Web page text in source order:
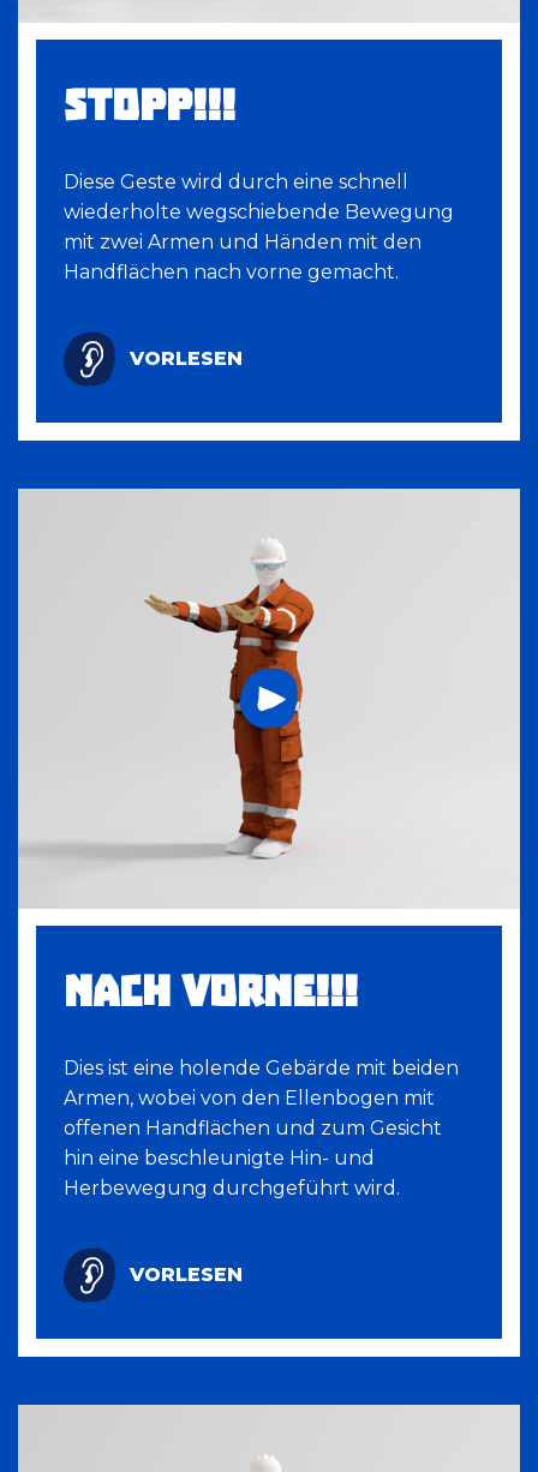
STOPP!!!
Diese Geste wird durch eine schnell
wiederholte wegschiebende Bewegung
mit zwei Armen und Händen mit den
Handflächen nach vorne gemacht.
VORLESEN
NACH VORNE!!!
Dies ist eine holende Gebärde mit beiden
Armen, wobei von den Ellenbogen mit
offenen Handflächen und zum Gesicht
hin eine beschleunigte Hin- und
Herbewegung durchgeführt wird.
VORLESEN